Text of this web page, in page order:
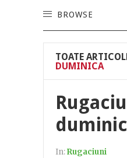
BROWSE
TOATE
DUMINICA
In:Rugaciuni